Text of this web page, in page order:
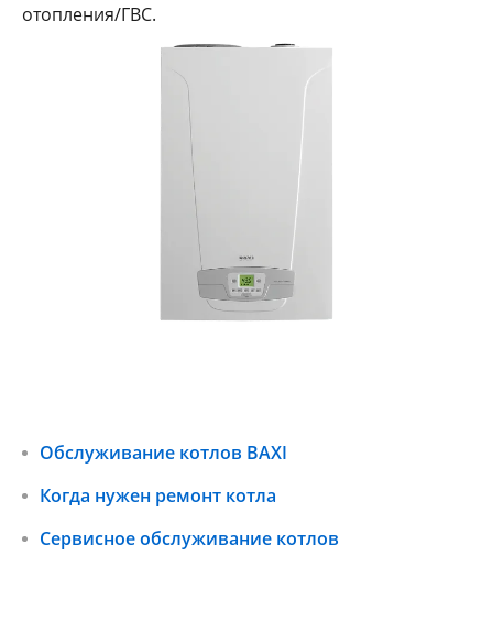
отопления/ГВС.
Обслуживание котлов BAXI
Когда нужен ремонт котла
Сервисное обслуживание котлов